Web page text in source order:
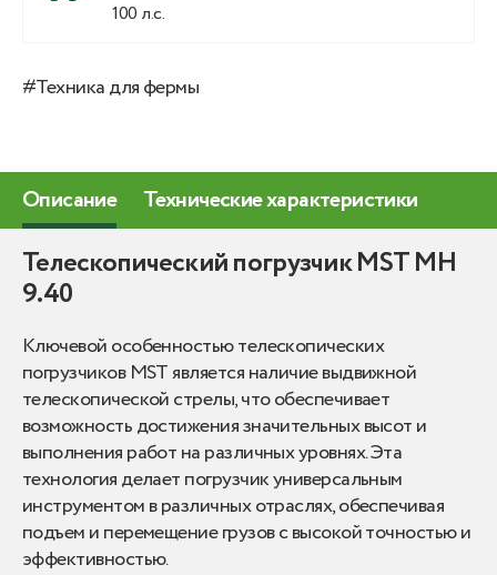
100 л.с.
#Техника для фермы
Описание Технические характеристики
Телeскопичecкий погрузчик МSТ МH
9.40
Ключевой особенностью телескопических
погрузчиков MST является наличие выдвижной
телескопической стрелы, что обеспечивает
возможность достижения значительных высот и
выполнения работ на различных уровнях. Эта
технология делает погрузчик универсальным
инструментом в различных отраслях, обеспечивая
подъем и перемещение грузов с высокой точностью и
эффективностью.